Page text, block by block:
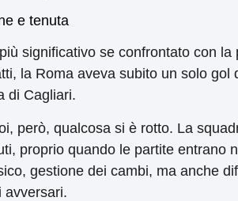
e tenuta
significativo se confrontato con
la Roma aveva subito un solo gol
di Cagliari.
però, qualcosa si è rotto. La
proprio quando le partite entrano
gestione dei cambi, ma anche
avversari.